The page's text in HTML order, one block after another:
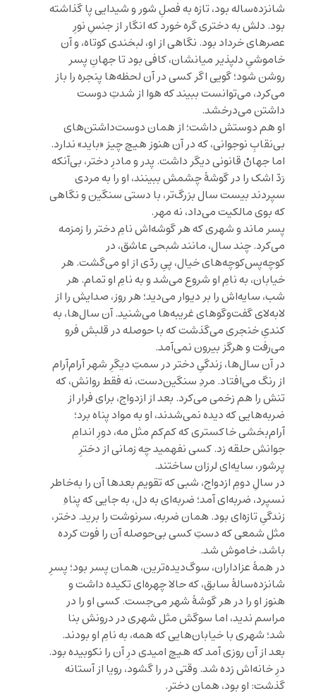
شانزده‌ساله بود، تازه به فصلِ شور و شیدایی پا گذاشته
بود. دلش به دختری گره خورد که انگار از جنسِ نورِ
عصرهای خرداد بود. نگاهی از او، لبخندی کوتاه، و آن
خاموشیِ دلپذیر میانشان، کافی بود تا جهانِ پسر
روشن شود؛ گویی اگر کسی در آن لحظه‌ها پنجره را باز
می‌کرد، می‌توانست ببیند که هوا از شدتِ دوست
داشتن می‌درخشد.
او هم دوستش داشت؛ از همان دوست‌داشتن‌های
بی‌نقابِ نوجوانی، که در آن هنوز هیچ چیز «باید» ندارد.
اما جهانْ قانونی دیگر داشت. پدر و مادرِ دختر، بی‌آنکه
رَدّ اشک را در گوشهٔ چشمش ببینند، او را به مردی
سپردند بیست سال بزرگ‌تر، با دستی سنگین و نگاهی
که بوی مالکیت می‌داد، نه مهر.
پسر ماند و شهری که هر گوشه‌اش نامِ دختر را زمزمه
می‌کرد. چند سال، مانند شبحی عاشق، در
کوچه‌پس‌کوچه‌های خیال، پیِ ردّی از او می‌گشت. هر
خیابان، به نامِ او شروع می‌شد و به نامِ او تمام. هر
شب، سایه‌اش را بر دیوار می‌دید؛ هر روز، صدایش را از
لابه‌لای گفت‌وگوهای غریبه‌ها می‌شنید. آن سال‌ها، به
کندیِ خنجری می‌گذشت که با حوصله در قلبش فرو
می‌رفت و هرگز بیرون نمی‌آمد.
در آن سال‌ها، زندگیِ دختر در سمتِ دیگرِ شهر آرام‌آرام
از رنگ می‌افتاد. مردِ سنگین‌دست، نه فقط روانش، که
تنش را هم زخمی می‌کرد. بعد از ازدواج، برای فرار از
ضربه‌هایی که دیده نمی‌شدند، او به مواد پناه برد؛
آرام‌بخشی خاکستری که کم‌کم مثل مه، دورِ اندامِ
جوانش حلقه زد. کسی نفهمید چه زمانی از دخترِ
پرشور، سایه‌ای لرزان ساختند.
در سالِ دومِ ازدواج، شبی که تقویم بعدها آن را به‌خاطر
نسپرد، ضربه‌ای آمد؛ ضربه‌ای به دل، به جایی که پناهِ
زندگیِ تازه‌ای بود. همان ضربه، سرنوشت را برید. دختر،
مثل شمعی که دستِ کسی بی‌حوصله آن را فوت کرده
باشد، خاموش شد.
در همهٔ عزاداران، سوگ‌دیده‌ترین، همان پسر بود؛ پسرِ
شانزده‌سالهٔ سابق، که حالا چهره‌ای تکیده داشت و
هنوز او را در هر گوشهٔ شهر می‌جست. کسی او را در
مراسم ندید، اما سوگش مثل شهری در درونش بنا
شد؛ شهری با خیابان‌هایی که همه، به نامِ او بودند.
بعد از آن روزی آمد که هیچ امیدی درِ آن را نکوبیده بود.
درِ خانه‌اش زده شد. وقتی در را گشود، رویا از آستانه
گذشت: او بود، همان دختر.